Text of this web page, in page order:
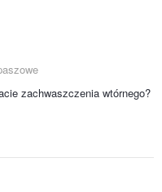
zachwaszczenia wtórnego?